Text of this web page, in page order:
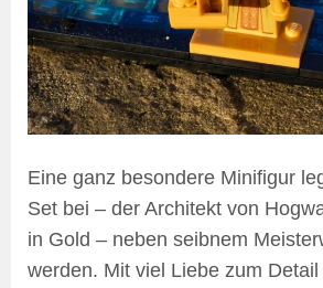
Eine ganz besondere Minifigur
Set bei – der Architekt von
in Gold – neben seibnem
werden. Mit viel Liebe zum